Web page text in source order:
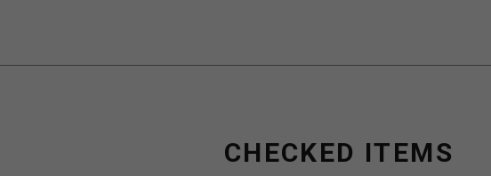
CHECKED ITEMS